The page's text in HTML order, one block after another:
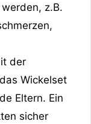
z.B.
der
Wickelset
Eltern. Ein
sicher